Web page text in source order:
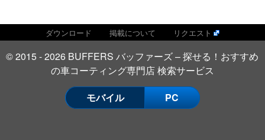
ダウンロード 掲載について リクエスト
© 2015 - 2026 BUFFERS バッファーズ – 探せる！おすすめ
の車コーティング専門店 検索サービス
モバイル PC